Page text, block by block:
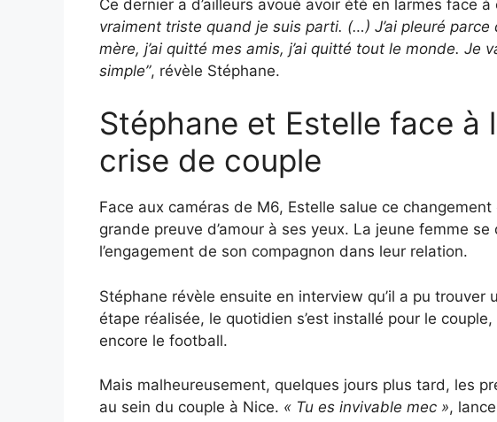
Ce dernier a d’ailleurs avoué avoir été en larmes face
vraiment triste quand je suis parti. (…) J’ai pleuré parce
mère, j’ai quitté mes amis, j’ai quitté tout le monde. Je
simple”, révèle Stéphane.
Stéphane et Estelle face à
crise de couple
Face aux caméras de M6, Estelle salue ce
grande preuve d’amour à ses yeux. La jeune femme
l’engagement de son compagnon dans leur relation.
Stéphane révèle ensuite en interview qu’il a pu
étape réalisée, le quotidien s’est installé pour le
encore le football.
Mais malheureusement, quelques jours plus tard, les
au sein du couple à Nice. « Tu es invivable mec »,